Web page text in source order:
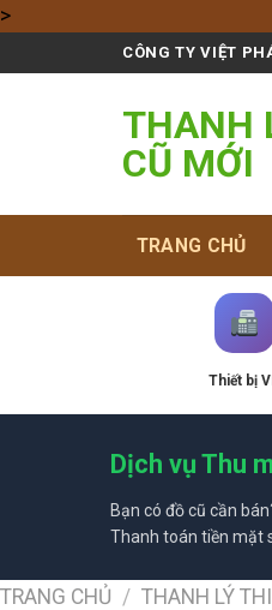
>Skip
content
CÔNG TY VIỆT
THANH
CŨ MỚI
TRANG CHỦ
Thiết bị
Dịch vụ Thu
Bạn có đồ cũ cần
Thanh toán tiền mặt
TRANG CHỦ / THANH LÝ